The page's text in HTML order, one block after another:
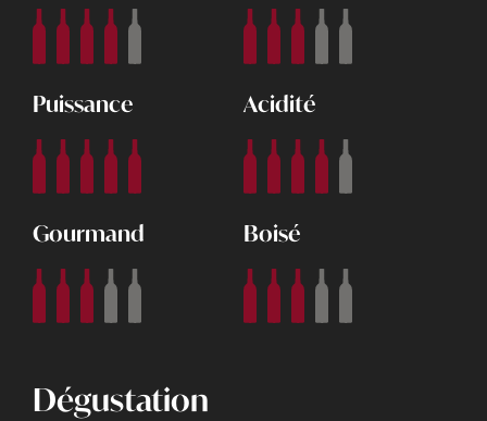
Puissance Acidité
Gourmand Boisé
Dégustation